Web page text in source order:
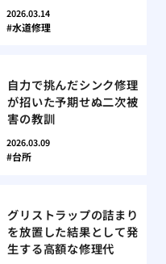
2026.03.14
水道修理
自力で挑んだシンク修理
が招いた予期せぬ二次被
害の教訓
2026.03.09
台所
グリストラップの詰まり
を放置した結果として発
生する高額な修理代